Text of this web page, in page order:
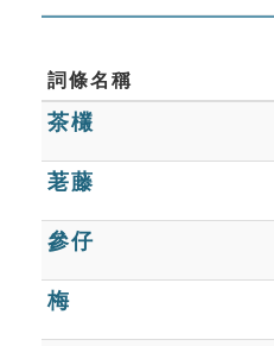
單字索引
生命大百科索引
遊戲專區
教學應用
貓頭鷹博士
詞條名稱
茶欉
荖藤
參仔
梅